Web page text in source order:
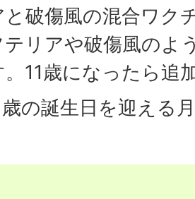
破傷風の混合ワク
リアや破傷風のよ
11歳になったら追
の誕生日を迎える